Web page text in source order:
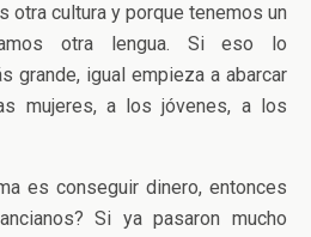
otra cultura y porque tenemos un
otra lengua. Si eso lo
grande, igual empieza a abarcar
mujeres, a los jóvenes, a los
es conseguir dinero, entonces
Si ya pasaron mucho